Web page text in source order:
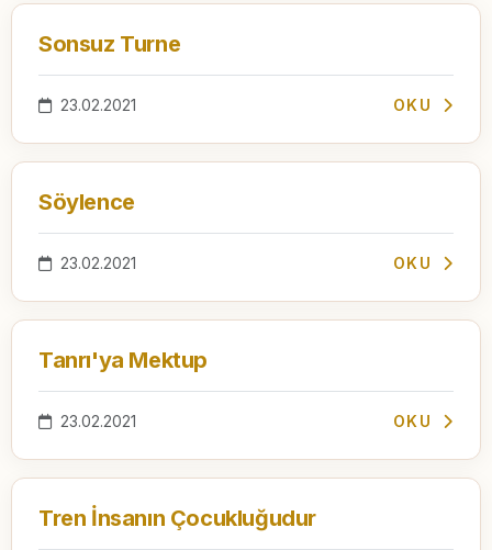
Sonsuz Turne
23.02.2021 OKU
Söylence
23.02.2021 OKU
Tanrı'ya Mektup
23.02.2021 OKU
Tren İnsanın Çocukluğudur